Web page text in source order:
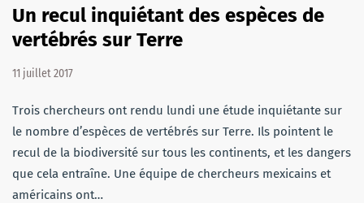
Un recul inquiétant des espèces de
vertébrés sur Terre
11 juillet 2017
Trois chercheurs ont rendu lundi une étude inquiétante sur
le nombre d’espèces de vertébrés sur Terre. Ils pointent le
recul de la biodiversité sur tous les continents, et les dangers
que cela entraîne. Une équipe de chercheurs mexicains et
américains ont…